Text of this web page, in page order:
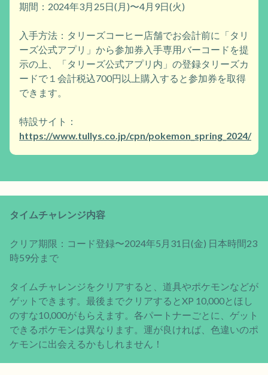
期間：2024年3月25日(月)〜4月9日(火)
入手方法：タリーズコーヒー店舗でお会計前に「タリ
ーズ公式アプリ」から参加券入手専用バーコードを提
示の上、「タリーズ公式アプリ内」の登録タリーズカ
ードで１会計税込700円以上購入すると参加券を取得
できます。
特設サイト：
https://www.tullys.co.jp/cpn/pokemon_spring_2024/
タイムチャレンジ内容
クリア期限：コード登録〜2024年5月31日(金) 日本時間23
時59分まで
タイムチャレンジをクリアすると、道具やポケモンなどが
ゲットできます。最後までクリアするとXP 10,000とほし
のすな10,000がもらえます。各パートナーごとに、ゲット
できるポケモンは異なります。運が良ければ、色違いのポ
ケモンに出会えるかもしれません！